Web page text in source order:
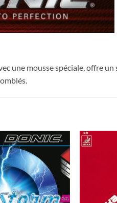
une mousse spéciale, offre
Ajouter
aux
souhaits